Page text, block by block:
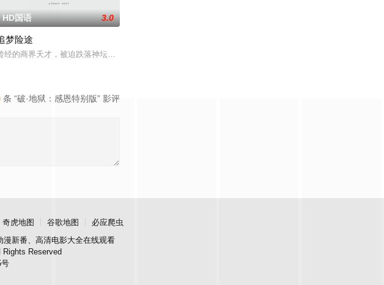
杨小强加入后，一路曲折式“开挂”。然而，随着杨小强
肢——的治疗方法，而一步步踏入在追求理想的理性与疯狂之间摇摆的危险领域。在某座城镇
外的一夜情。突如其来的警方封锁，令两人被迫困在奥克兰的公寓里，不得不朝夕共处。长夜漫漫，诡异
HD国语 3.0
梦险途
经的商界天才，被迫跌落神坛。被那微不足道的成就麻醉过后他该如何面对现实，能改变他的命运的是谁
条 “破·地狱：感恩特别版” 影评
奇虎地图 谷歌地图
必应爬虫
新番、高清电影大全在线观看
Reserved